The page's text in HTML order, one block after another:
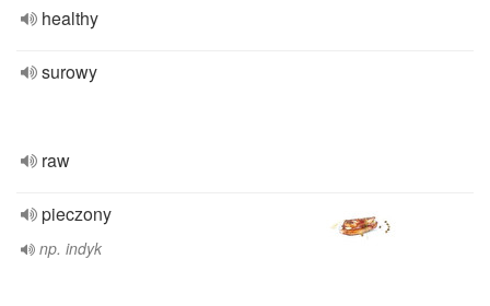
healthy
surowy
raw
pieczony
np. indyk